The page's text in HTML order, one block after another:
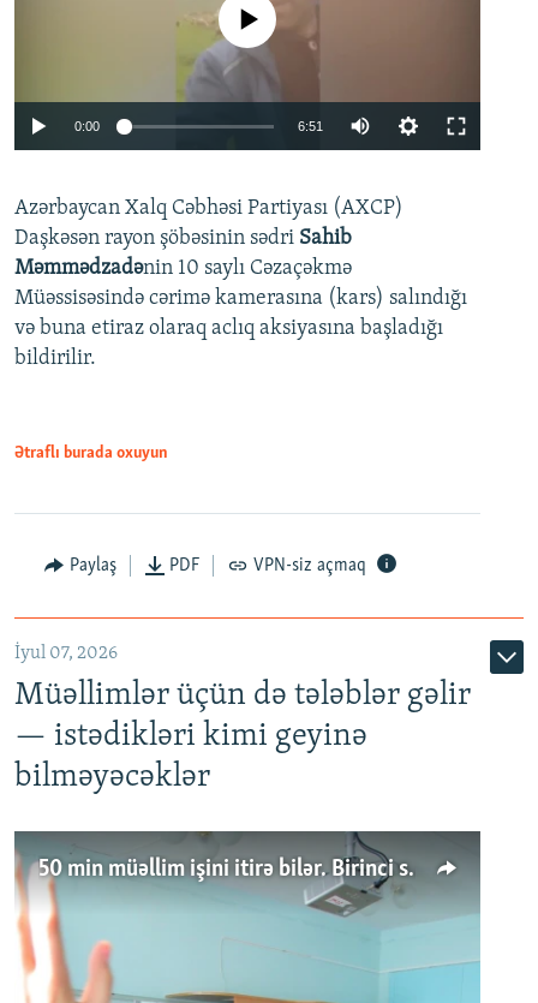
Auto 240p 360p
720p 1080p
No media source currently available
0:00 6:51
360p
720p
1080p
Azərbaycan Xalq Cəbhəsi Partiyası (AXCP)
Daşkəsən rayon şöbəsinin sədri Sahib
Məmmədzadənin 10 saylı Cəzaçəkmə
Müəssisəsində cərimə kamerasına (kars) salındığı
və buna etiraz olaraq aclıq aksiyasına başladığı
bildirilir.
Ətraflı burada oxuyun
Paylaş PDF VPN-siz açmaq
İyul 07, 2026
Müəllimlər üçün də tələblər gəlir
— istədikləri kimi geyinə
bilməyəcəklər
50 min müəllim işini itirə bilər. Birinci sinfə gedənlər azalır